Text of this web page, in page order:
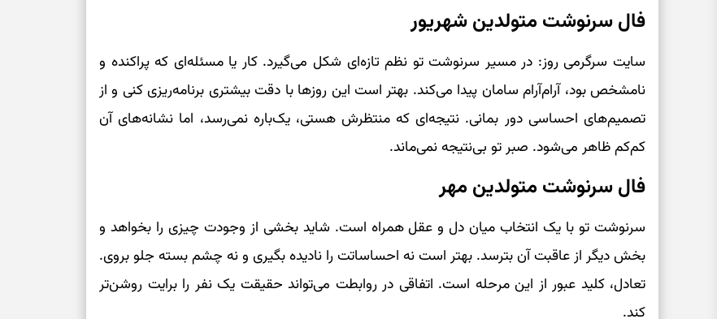
فال سرنوشت متولدین شهریور
سایت سرگرمی روز: در مسیر سرنوشت تو نظم تازه‌ای شکل می‌گیرد. کار یا مسئله‌ای که پراکنده و
نامشخص بود، آرام‌آرام سامان پیدا می‌کند. بهتر است این روزها با دقت بیشتری برنامه‌ریزی کنی و از
تصمیم‌های احساسی دور بمانی. نتیجه‌ای که منتظرش هستی، یک‌باره نمی‌رسد، اما نشانه‌های آن
کم‌کم ظاهر می‌شود. صبر تو بی‌نتیجه نمی‌ماند.
فال سرنوشت متولدین مهر
سرنوشت تو با یک انتخاب میان دل و عقل همراه است. شاید بخشی از وجودت چیزی را بخواهد و
بخش دیگر از عاقبت آن بترسد. بهتر است نه احساساتت را نادیده بگیری و نه چشم بسته جلو بروی.
تعادل، کلید عبور از این مرحله است. اتفاقی در روابطت می‌تواند حقیقت یک نفر را برایت روشن‌تر
کند.